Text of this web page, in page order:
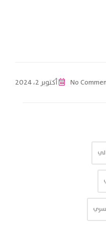
أكتوبر 2، 2024